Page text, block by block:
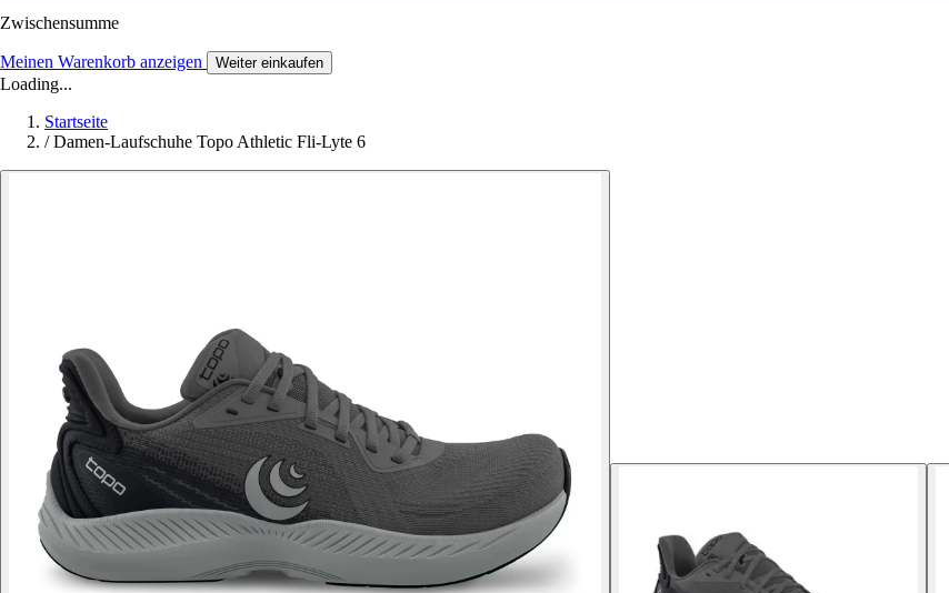
Zwischensumme
Meinen Warenkorb anzeigen Weiter einkaufen
Loading...
Startseite
/ Damen-Laufschuhe Topo Athletic Fli-Lyte 6